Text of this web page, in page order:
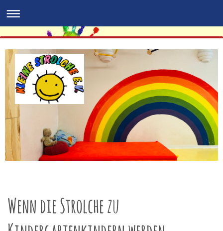
Wenn die Strolche zu